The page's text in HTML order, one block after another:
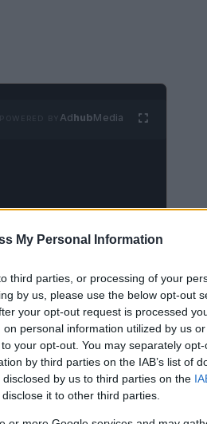
My Personal Information
third parties, or processing of your
by us, please use the below opt-out
your opt-out request is processed
personal information utilized by us
your opt-out. You may separately
by third parties on the IAB’s list of
by us to third parties on the
it to other third parties.
AdhubMedia
di tour e lanci
movimento di persone,
questo contesto,force
quanto creativi.
utilizzate da etichette,